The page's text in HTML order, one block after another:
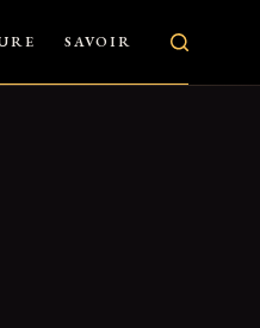
SAVOIR